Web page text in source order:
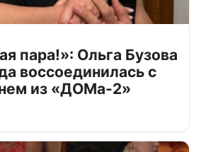
пара!»: Ольга Бузова
воссоединилась с
из «ДОМа-2»